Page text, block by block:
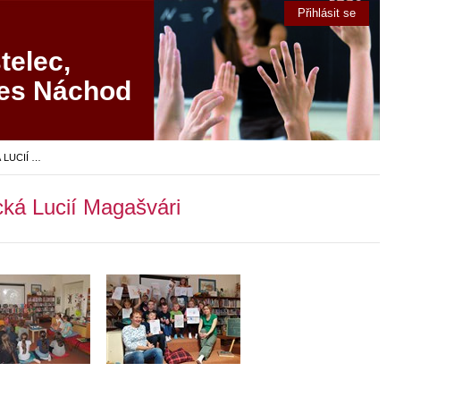
Přihlásit se
Náchod
Lucií Magašvári